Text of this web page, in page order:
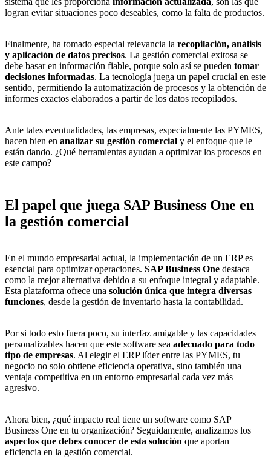
logran evitar situaciones poco deseables, como la falta de productos.
Finalmente, ha tomado especial relevancia la recopilación, análisis
y aplicación de datos precisos. La gestión comercial exitosa se
debe basar en información fiable, porque solo así se pueden tomar
decisiones informadas. La tecnología juega un papel crucial en este
sentido, permitiendo la automatización de procesos y la obtención de
informes exactos elaborados a partir de los datos recopilados.
Ante tales eventualidades, las empresas, especialmente las PYMES,
hacen bien en analizar su gestión comercial y el enfoque que le
están dando. ¿Qué herramientas ayudan a optimizar los procesos en
este campo?
El papel que juega SAP Business One en
la gestión comercial
En el mundo empresarial actual, la implementación de un ERP es
esencial para optimizar operaciones. SAP Business One destaca
como la mejor alternativa debido a su enfoque integral y adaptable.
Esta plataforma ofrece una solución única que integra diversas
funciones, desde la gestión de inventario hasta la contabilidad.
Por si todo esto fuera poco, su interfaz amigable y las capacidades
personalizables hacen que este software sea adecuado para todo
tipo de empresas. Al elegir el ERP líder entre las PYMES, tu
negocio no solo obtiene eficiencia operativa, sino también una
ventaja competitiva en un entorno empresarial cada vez más
agresivo.
Ahora bien, ¿qué impacto real tiene un software como SAP
Business One en tu organización? Seguidamente, analizamos los
aspectos que debes conocer de esta solución que aportan
eficiencia en la gestión comercial.